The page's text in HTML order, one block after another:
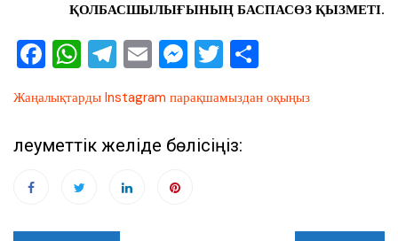
ҚОЛБАСШЫЛЫҒЫНЫҢ БАСПАСӨЗ ҚЫЗМЕТІ.
F
c
e
o
W
at
s
p
p
T
e
gr
m
E
ai
l
M
ss
e
T
tt
er
ра
Жаңалықтарды Instagram парақшамыздан оқыңыз
Әлеуметтік желіде бөлісіңіз: